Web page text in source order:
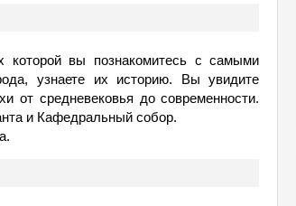
которой вы познакомитесь с самыми
узнаете их историю. Вы увидите
от средневековья до современности.
и Кафедральный собор.